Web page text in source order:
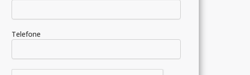
Telefone